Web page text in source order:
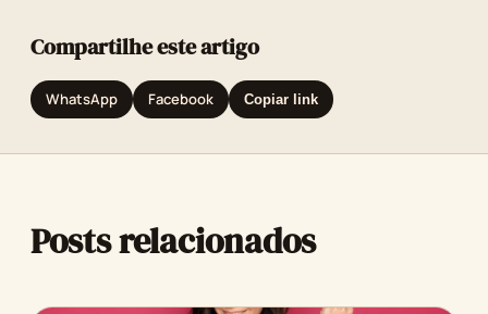
Compartilhe este artigo
WhatsApp Facebook Copiar link
Posts relacionados